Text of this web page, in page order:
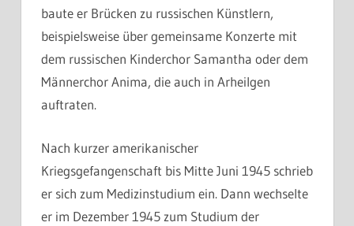
baute er Brücken zu russischen Künstlern,
beispielsweise über gemeinsame Konzerte mit
dem russischen Kinderchor Samantha oder dem
Männerchor Anima, die auch in Arheilgen
auftraten.
Nach kurzer amerikanischer
Kriegsgefangenschaft bis Mitte Juni 1945 schrieb
er sich zum Medizinstudium ein. Dann wechselte
er im Dezember 1945 zum Studium der